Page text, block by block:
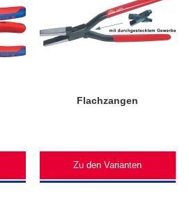
Flachzangen
Zu den Varianten